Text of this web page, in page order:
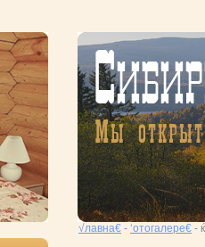
√лавна€ - ‘отогалере€ -